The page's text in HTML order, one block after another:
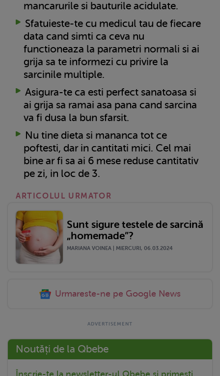
mancarurile si bauturile acidulate.
Sfatuieste-te cu medicul tau de fiecare
data cand simti ca ceva nu
functioneaza la parametri normali si ai
grija sa te informezi cu privire la
sarcinile multiple.
Asigura-te ca esti perfect sanatoasa si
ai grija sa ramai asa pana cand sarcina
va fi dusa la bun sfarsit.
Nu tine dieta si mananca tot ce
poftesti, dar in cantitati mici. Cel mai
bine ar fi sa ai 6 mese reduse cantitativ
pe zi, in loc de 3.
ARTICOLUL URMATOR
Sunt sigure testele de sarcină
„homemade”?
MARIANA VOINEA | MIERCURI, 06.03.2024
Urmareste-ne pe Google News
Noutăți de la Qbebe